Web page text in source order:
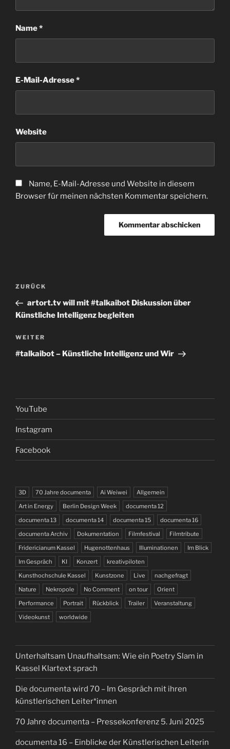
Name*
E-Mail-Adresse*
Website
Name, E-Mail-Adresse und Website in diesem
Browser für meinen nächsten Kommentar speichern.
Beitragsnavigation
Vorheriger
Beitrag
ZURÜCK
artort.tv will mit #talkaibot Diskussion über
Künstliche Intelligenz begleiten
Nächster
Beitrag
WEITER
#talkaibot – Künstliche Intelligenz und Wir
YouTube
Instagram
Facebook
3D 70 Jahre documenta Ai Weiwei
Allgemein
Art in Energy
Berlin Design Week
documenta 12
documenta 13
documenta 14 documenta 15
documenta 16
documenta Archiv
Dokumentation Filmfestival
Filmtribute
Fridericianum Kassel
Hugenottenhaus Illuminationen
Im Blick
Im Gespräch
KI Konzert
kreativpiloten
Kunsthochschule Kassel
Kunstzone Live
nachgefragt
Nature
Nekropole No Comment on tour
Orient
Performance
Portrait Rückblick Trailer
Veranstaltung
Videokunst
worldwide
Unterhaltsam Unaufhaltsam: Wie ein Poetry Slam in
Kassel Klartext sprach
Die documenta wird 70 – Im Gespräch mit ihren
künstlerischen Leiter*innen
70 Jahre documenta – Pressekonferenz 5. Juni 2025
documenta 16 – Einblicke der Künstlerischen Leiterin